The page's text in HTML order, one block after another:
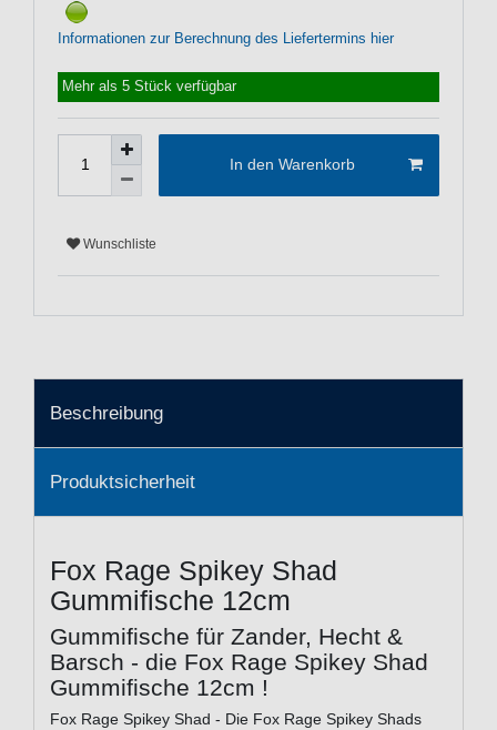
Informationen zur Berechnung des Liefertermins hier
Mehr als 5 Stück verfügbar
In den Warenkorb
Wunschliste
Beschreibung
Produktsicherheit
Fox Rage Spikey Shad
Gummifische 12cm
Gummifische für Zander, Hecht &
Barsch - die Fox Rage Spikey Shad
Gummifische 12cm !
Fox Rage Spikey Shad - Die Fox Rage Spikey Shads